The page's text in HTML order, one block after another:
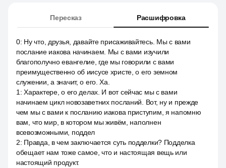
Пересказ Расшифровка
0: Ну что, друзья, давайте присаживайтесь. Мы с вами
послание иакова начинаем. Мы с вами изучили
благополучно евангелие, где мы говорили с вами
преимущественно об иисусе христе, о его земном
служении, а значит, о его. Ха.
1 :Характере, о его делах. И вот сейчас мы с вами
начинаем цикл новозаветних посланий. Вот, ну и прежде
чем мы с вами к посланию иакова приступим, я напомню
вам, что мир, в котором мы живём, наполнен
всевозможными, поддел
2: Правда, в чем заключается суть подделки? Подделка
обещает нам тоже самое, что и настоящая вещь или
настоящий продукт.